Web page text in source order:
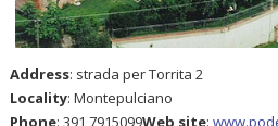
Address: strada per Torrita 2
Locality: Montepulciano